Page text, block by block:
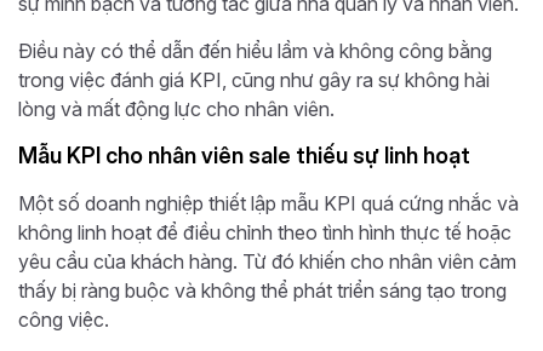
Điều này có thể dẫn đến hiểu lầm và không công bằng
trong việc đánh giá KPI, cũng như gây ra sự không hài
lòng và mất động lực cho nhân viên.
Mẫu KPI cho nhân viên sale thiếu sự linh hoạt
Một số doanh nghiệp thiết lập mẫu KPI quá cứng nhắc và
không linh hoạt để điều chỉnh theo tình hình thực tế hoặc
yêu cầu của khách hàng. Từ đó khiến cho nhân viên cảm
thấy bị ràng buộc và không thể phát triển sáng tạo trong
công việc.